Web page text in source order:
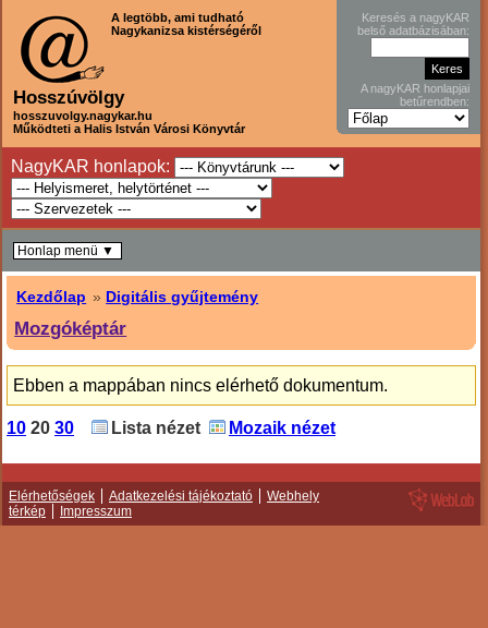
A legtöbb, ami tudható
Nagykanizsa kistérségéről
Hosszúvölgy
hosszuvolgy.nagykar.hu
Működteti a Halis István Városi Könyvtár
Keresés a nagyKAR
belső adatbázisában:
A nagyKAR honlapjai
betűrendben:
NagyKAR honlapok:
Kezdőlap » Digitális gyűjtemény
Mozgóképtár
Ebben a mappában nincs elérhető dokumentum.
10 20 30 Lista nézet Mozaik nézet
Honlap menü ▼
Elérhetőségek Adatkezelési tájékoztató
Webhely
térkép
Impresszum